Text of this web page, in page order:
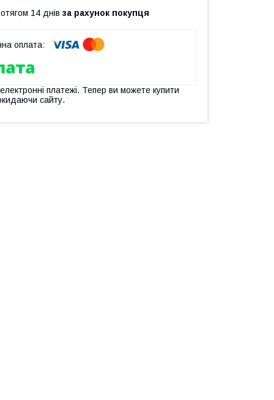
14 днів за рахунок покупця
платежі. Тепер ви можете купити
сайту.